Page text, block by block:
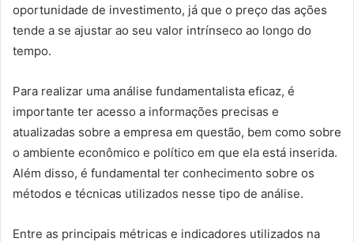
oportunidade de investimento, já que o preço das ações
tende a se ajustar ao seu valor intrínseco ao longo do
tempo.
Para realizar uma análise fundamentalista eficaz, é
importante ter acesso a informações precisas e
atualizadas sobre a empresa em questão, bem como sobre
o ambiente econômico e político em que ela está inserida.
Além disso, é fundamental ter conhecimento sobre os
métodos e técnicas utilizados nesse tipo de análise.
Entre as principais métricas e indicadores utilizados na